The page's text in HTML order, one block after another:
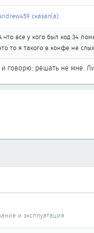
сказал(а):
что все у кого был код 34
то я такого в конфе не
говорю: решать не мне.
и эксплуатация